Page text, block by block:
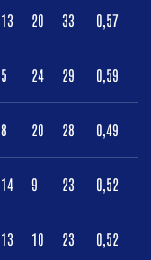
13 20 33 0,57
5 24 29 0,59
8 20 28 0,49
14 9 23 0,52
13 10 23 0,52